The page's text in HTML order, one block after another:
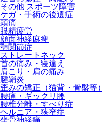
その他 スポーツ障害
ケガ・手術の後遺症
頭痛
眼精疲労
顔面神経麻痺
顎関節症
ストレートネック
首の痛み・寝違え
肩こり・肩の痛み
腱鞘炎
歪みの矯正（猫背・骨盤等）
腰痛・ギックリ腰
腰椎分離・すべり症
ヘルニア・狭窄症
坐骨神経痛